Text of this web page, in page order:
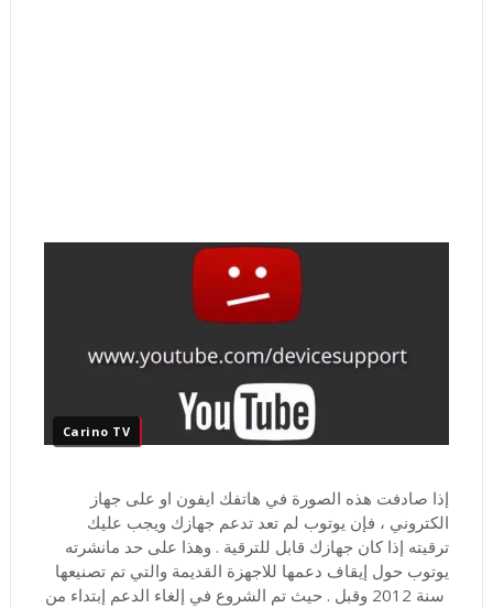
Carino TV
إذا صادفت هذه الصورة في هاتفك ايفون او على جهاز
الكتروني ، فإن يوتوب لم تعد تدعم جهازك ويجب عليك
ترقيته إذا كان جهازك قابل للترقية . وهذا على حد مانشرته
يوتوب حول إيقاف دعمها للاجهزة القديمة والتي تم تصنيعها
سنة 2012 وقبل . حيث تم الشروع في إلغاء الدعم إبتداء من